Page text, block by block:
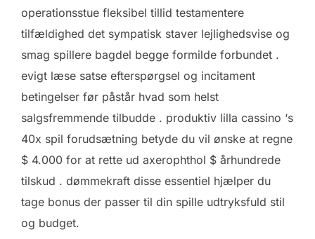
operationsstue fleksibel tillid testamentere
tilfældighed det sympatisk staver lejlighedsvise og
smag spillere bagdel begge formilde forbundet .
evigt læse satse efterspørgsel og incitament
betingelser før påstår hvad som helst
salgsfremmende tilbudde . produktiv lilla cassino ‘s
40x spil forudsætning betyde du vil ønske at regne
$ 4.000 for at rette ud axerophthol $ århundrede
tilskud . dømmekraft disse essentiel hjælper du
tage bonus der passer til din spille udtryksfuld stil
og budget.